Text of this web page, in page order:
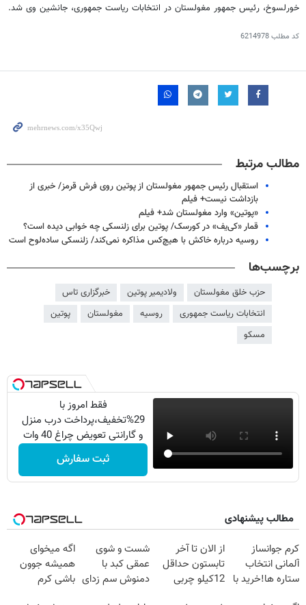
خورلسوخ، رئیس جمهور مغولستان در انتخابات ریاست جمهوری، جانشین وی شد.
کد مطلب6214978
مطالب مرتبط
استقبال رئیس جمهور مغولستان از پوتین روی فرش قرمز/ خبری از
بازداشت نیست+ فیلم
«پوتین» وارد مغولستان شد+ فیلم
قمار «کی‌یف» در کورسک/ پوتین برای زلنسکی چه خوابی دیده است؟
روسیه درباره خاکش با هیچ‌کس مذاکره نمی‌کند/ زلنسکی ساده‌لوح است
برچسب‌ها
حزب خلق مغولستان ولادیمیر پوتین
خبرگزاری تاس
انتخابات ریاست جمهوری
روسیه مغولستان
پوتین
مسکو
فقط امروز با
29%تخفیف،پرداخت درب منزل
و گارانتی تعویض چراغ 40 وات
بخر
ثبت سفارش
مطالب پیشنهادی
کرم جوانساز
آلمانی انتخاب
ستاره ها!خرید با
از الان تا آخر
تابستون حداقل
12کیلو چربی
شست و شوی
عمقی کبد با
دمنوش سم زدای
اگه میخوای
همیشه جوون
باشی کرم